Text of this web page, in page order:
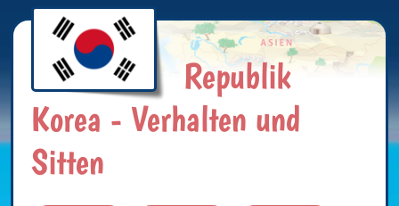
Republik
Korea - Verhalten und
Sitten